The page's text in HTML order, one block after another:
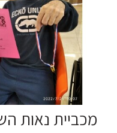
מכביית נאות השרון